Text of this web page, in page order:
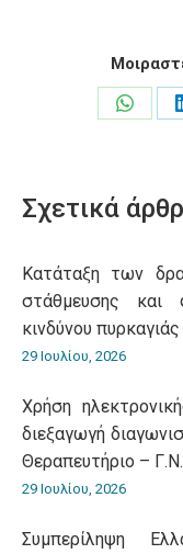
Share
Σχετικά
Κατάταξη των
στάθμευσης και
κινδύνου πυρκαγιάς
29 Ιουλίου, 2026
Χρήση
διεξαγωγή
Θεραπευτήριο –
29 Ιουλίου, 2026
Συμπερίληψη